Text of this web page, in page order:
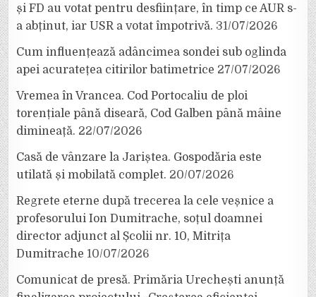
și FD au votat pentru desființare, în timp ce AUR s-
a abținut, iar USR a votat împotrivă. 31/07/2026
Cum influențează adâncimea sondei sub oglinda
apei acuratețea citirilor batimetrice 27/07/2026
Vremea în Vrancea. Cod Portocaliu de ploi
torențiale până diseară, Cod Galben până mâine
dimineață. 22/07/2026
Casă de vânzare la Jariștea. Gospodăria este
utilată și mobilată complet. 20/07/2026
Regrete eterne după trecerea la cele veșnice a
profesorului Ion Dumitrache, soțul doamnei
director adjunct al Școlii nr. 10, Mitrița
Dumitrache 10/07/2026
Comunicat de presă. Primăria Urechești anunță